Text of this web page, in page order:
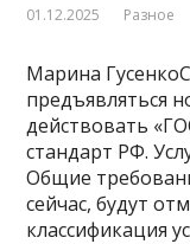
01.12.2025 Разное
Марина
предъявляться
действовать
стандарт РФ.
Общие
сейчас, будут
классификация